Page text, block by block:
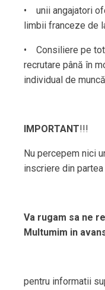
• unii angajatori
limbii franceze de
• Consiliere pe
recrutare până în
individual de
IMPORTANT!!!
Nu percepem nici
inscriere din
Va rugam sa ne
Multumim in
pentru informatii